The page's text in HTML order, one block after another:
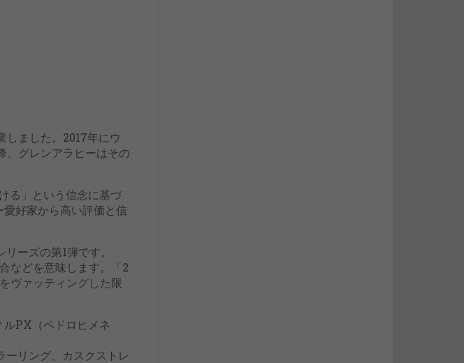
しました。2017年にウ
、グレンアラヒーはその
る」という信念に基づ
好家から高い評価と信
ーズの第1弾です。
などを意味します。「2
ヴァッティングした限
ルPX（ペドロヒメネ
ーリング、カスクストレ